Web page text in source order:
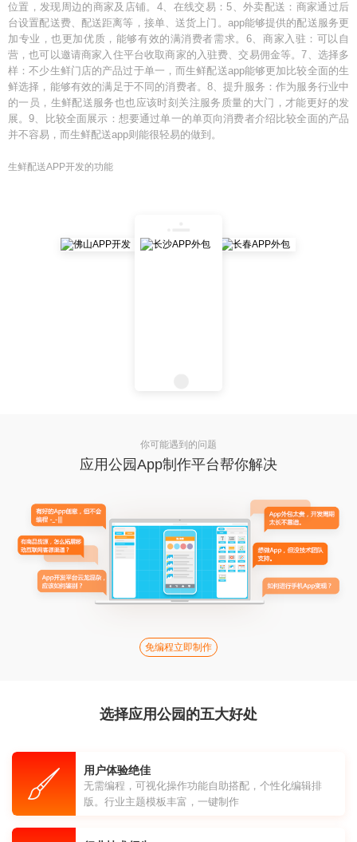
位置，发现周边的商家及店铺。4、在线交易：5、外卖配送：商家通过后
台设置配送费、配送距离等，接单、送货上门。app能够提供的配送服务更
加专业，也更加优质，能够有效的满消费者需求。6、商家入驻：可以自
营，也可以邀请商家入住平台收取商家的入驻费、交易佣金等。7、选择多
样：不少生鲜门店的产品过于单一，而生鲜配送app能够更加比较全面的生
鲜选择，能够有效的满足于不同的消费者。8、提升服务：作为服务行业中
的一员，生鲜配送服务也也应该时刻关注服务质量的大门，才能更好的发
展。9、比较全面展示：想要通过单一的单页向消费者介绍比较全面的产品
并不容易，而生鲜配送app则能很轻易的做到。
生鲜配送APP开发的功能
你可能遇到的问题
应用公园App制作平台帮你解决
免编程立即制作
选择应用公园的五大好处
用户体验绝佳
无需编程，可视化操作功能自助搭配，个性化编辑排
版。行业主题模板丰富，一键制作